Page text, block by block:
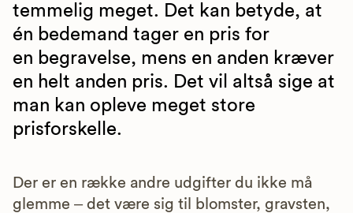
temmelig meget. Det kan betyde, at
én bedemand tager en pris for
en begravelse, mens en anden kræver
en helt anden pris. Det vil altså sige at
man kan opleve meget store
prisforskelle.
Der er en række andre udgifter du ikke må
glemme – det være sig til blomster, gravsten,